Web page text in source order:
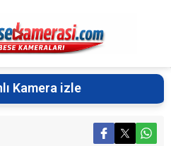
Kamera izle